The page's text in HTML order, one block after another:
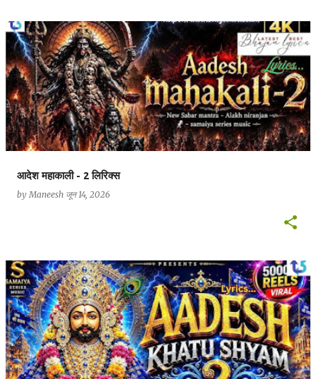
आदेश महाकाली - 2 लिरिक्स
byManeesh जून 14, 2026